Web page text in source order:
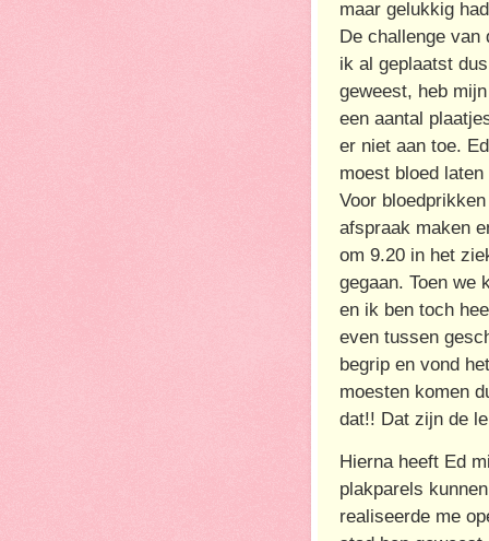
maar gelukkig
De challenge van
ik al geplaatst
geweest, heb
een aantal
er niet aan toe.
moest bloed
Voor
afspraak maken
om 9.20 in het
gegaan. Toen we
en ik ben toch
even tussen
begrip en vond
moesten komen
dat!! Dat zijn de
Hierna heeft Ed
plakparels
realiseerde me